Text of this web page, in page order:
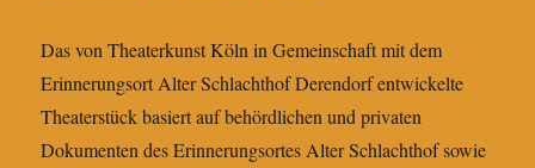
Das von Theaterkunst Köln in Gemeinschaft mit dem
Erinnerungsort Alter Schlachthof Derendorf entwickelte
Theaterstück basiert auf behördlichen und privaten
Dokumenten des Erinnerungsortes Alter Schlachthof sowie